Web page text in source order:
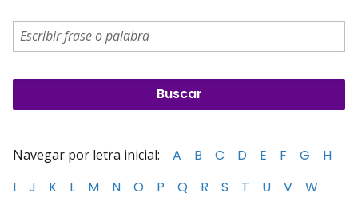
Navegar por letra inicial: A B C D E F G
H
I
J K L M N O P Q R S T U V
W